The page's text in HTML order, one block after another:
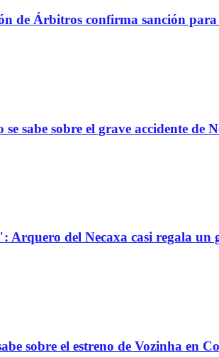
de Árbitros confirma sanción
sabe sobre el grave accidente de
Arquero del Necaxa casi regala
sobre el estreno de Vozinha en